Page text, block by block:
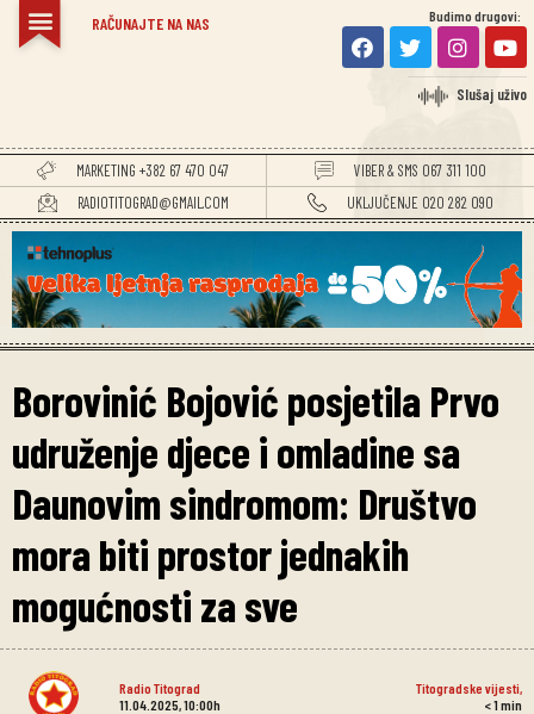
RAČUNAJTE NA NAS Budimo drugovi:
Slušaj uživo
MARKETING +382 67 470 047
VIBER & SMS 067 311 100
RADIOTITOGRAD@GMAIL.COM
UKLJUČENJE 020 282 090
Borovinić Bojović posjetila Prvo
udruženje djece i omladine sa
Daunovim sindromom: Društvo
mora biti prostor jednakih
mogućnosti za sve
Radio Titograd Titogradske vijesti
11.04.2025, 10:00h
< 1 min